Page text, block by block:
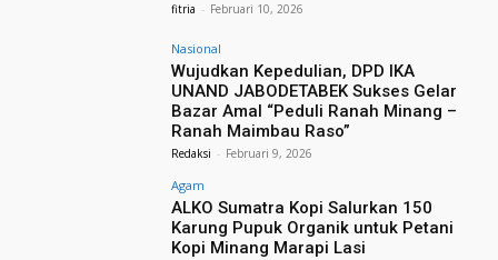
fitria - Februari 10, 2026
Nasional
Wujudkan Kepedulian, DPD IKA
UNAND JABODETABEK Sukses Gelar
Bazar Amal “Peduli Ranah Minang –
Ranah Maimbau Raso”
Redaksi - Februari 9, 2026
Agam
ALKO Sumatra Kopi Salurkan 150
Karung Pupuk Organik untuk Petani
Kopi Minang Marapi Lasi